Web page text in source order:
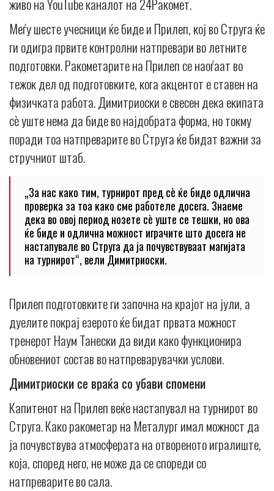
Меѓу шесте учесници ќе биде и Прилеп, кој во Струга ќе
ги одигра првите контролни натпревари во летните
подготовки. Ракометарите на Прилеп се наоѓаат во
тежок дел од подготовките, кога акцентот е ставен на
физичката работа. Димитриоски е свесен дека екипата
сè уште нема да биде во најдобрата форма, но токму
поради тоа натпреварите во Струга ќе бидат важни за
стручниот штаб.
„За нас како тим, турнирот пред сè ќе биде одлична
проверка за тоа како сме работеле досега. Знаеме
дека во овој период нозете сè уште се тешки, но ова
ќе биде и одлична можност играчите што досега не
настапувале во Струга да ја почувствуваат магијата
на турнирот“, вели Димитриоски.
Прилеп подготовките ги започна на крајот на јули, а
дуелите покрај езерото ќе бидат првата можност
тренерот Наум Танески да види како функционира
обновениот состав во натпреварувачки услови.
Димитриоски се враќа со убави спомени
Капитенот на Прилеп веќе настапувал на турнирот во
Струга. Како ракометар на Металург имал можност да
ја почувствува атмосферата на отвореното игралиште,
која, според него, не може да се спореди со
натпреварите во сала.